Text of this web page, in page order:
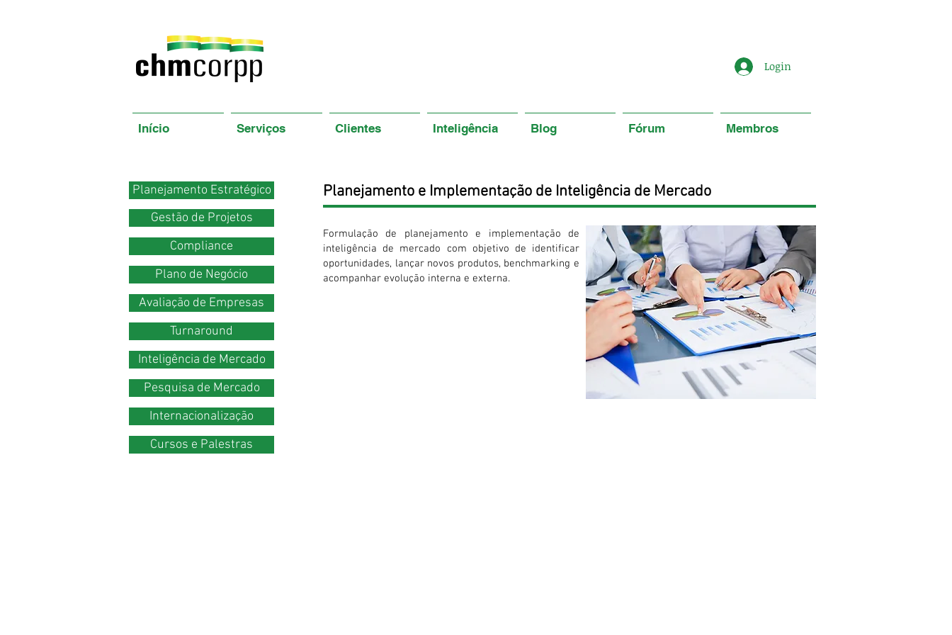
Login
Planejamento Estratégico
Gestão de Projetos
Compliance
Plano de Negócio
Avaliação de Empresas
Turnaround
Inteligência de Mercado
Pesquisa de Mercado
Internacionalização
Cursos e Palestras
Planejamento e Implementação de Inteligência de Mercado
Formulação de planejamento e implementação de
inteligência de mercado com objetivo de identificar
oportunidades, lançar novos produtos, benchmarking e
acompanhar evolução interna e externa.
Início Serviços Clientes Inteligência Blog Fórum Membros